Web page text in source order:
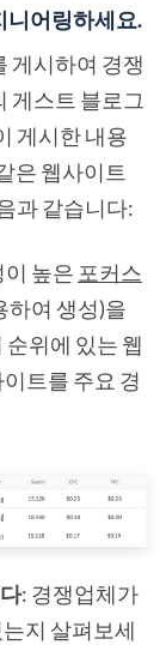
니어링하세요.
게시하여 경쟁
게스트 블로그
게시한 내용
은 웹사이트
과 같습니다:
이 높은 포커스
하여 생성)을
위에 있는 웹
트를 주요 경
: 경쟁업체가
지 살펴보세